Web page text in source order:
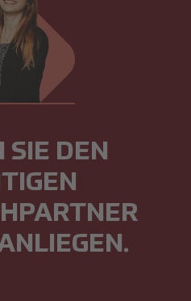
SIE DEN